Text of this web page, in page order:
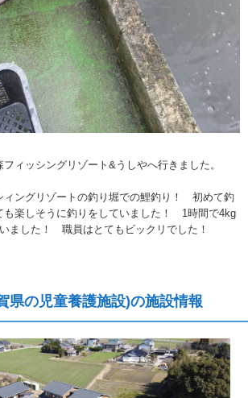
ィッシングリゾート&うしやへ行きました。
ィングリゾートの釣り堀での鯉釣り！ 初めて釣
も楽しそうに釣りをしていました！ 1時間で4kg
ました！ 職員はとてもビックリでした！
県の児童養護施設)の施設情報